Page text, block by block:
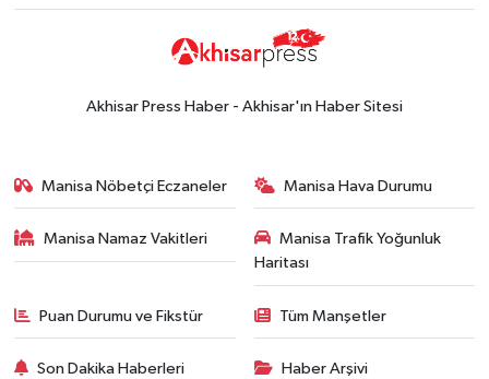
durumu
Güncel
14:53
Çanakkale'nin tarihini yerinde
yaşadı
Akhisar Press Haber - Akhisar'ın Haber Sitesi
Manisa Nöbetçi Eczaneler Manisa Hava Durumu
Manisa Namaz Vakitleri
Manisa Trafik Yoğunluk
Haritası
Puan Durumu ve Fikstür Tüm Manşetler
Son Dakika Haberleri Haber Arşivi